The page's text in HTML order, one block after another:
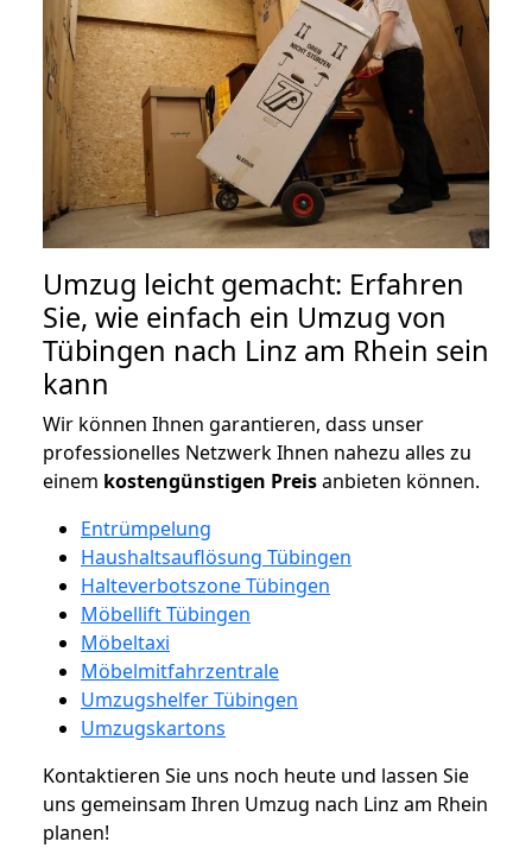
Umzug leicht gemacht: Erfahren
Sie, wie einfach ein Umzug von
Tübingen nach Linz am Rhein sein
kann
Wir können Ihnen garantieren, dass unser
professionelles Netzwerk Ihnen nahezu alles zu
einem kostengünstigen Preisanbieten können.
Entrümpelung
Haushaltsauflösung Tübingen
Halteverbotszone Tübingen
Möbellift Tübingen
Möbeltaxi
Möbelmitfahrzentrale
Umzugshelfer Tübingen
Umzugskartons
Kontaktieren Sie uns noch heute und lassen Sie
uns gemeinsam Ihren Umzug nach Linz am Rhein
planen!